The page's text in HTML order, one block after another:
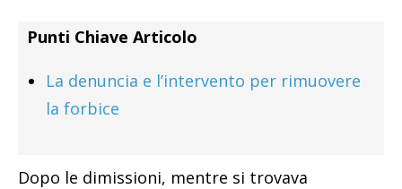
Punti Chiave Articolo
La denuncia e l’intervento per rimuovere
la forbice
Dopo le dimissioni, mentre si trovava